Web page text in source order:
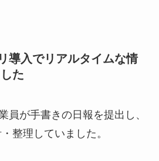
導入でリアルタイムな情
た
員が手書きの日報を提出し、
整理していました。